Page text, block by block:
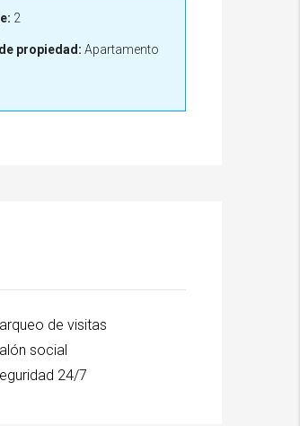
2
propiedad: Apartamento
de visitas
social
24/7